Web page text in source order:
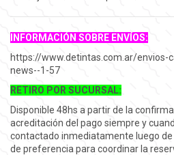
INFORMACIÓN SOBRE ENVÍOS:
https://www.detintas.com.ar/envios-
news--1-57
RETIRO POR SUCURSAL:
Disponible 48hs a partir de la
acreditación del pago siempre y
contactado inmediatamente luego de
de preferencia para coordinar la